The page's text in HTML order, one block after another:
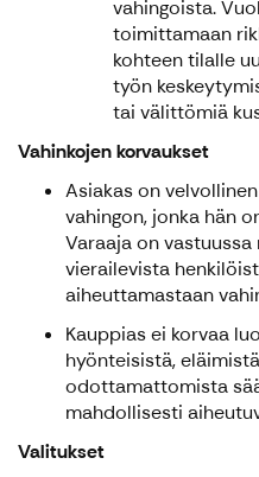
vahingoista.
toimittamaan
kohteen tilalle
työn
tai välittömiä
Vahinkojen korvaukset
Asiakas on
vahingon, jonka hän
Varaaja on
vierailevista
aiheuttamastaan
Kauppias ei korvaa
hyönteisistä,
odottamattomista
mahdollisesti
Valitukset